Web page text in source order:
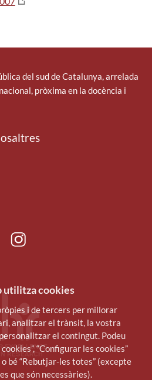
del sud de Catalunya, arrelada
pròxima en la docència i
Instagram
utilitza cookies
i de tercers per millorar
analitzar el trànsit, la vostra
el contingut. Podeu
“Configurar les cookies”
bé “Rebutjar-les totes” (excepte
que són necessàries).